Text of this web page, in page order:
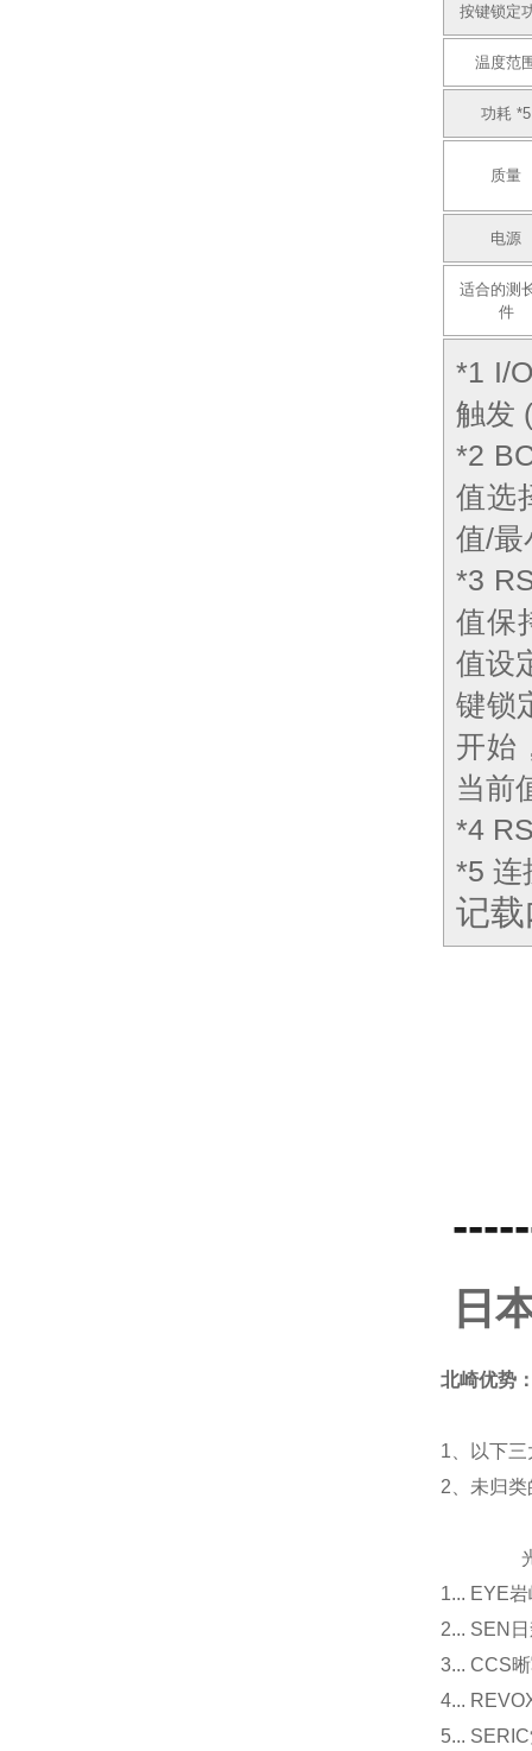
*1 I/
触发
*2
值选
值/最
*3
值保
值设
键锁
开始
当前
*4
*5 连
记
按键锁定
温度范
功耗 *5
质量
电源
适合的测
件
日
北崎优势
1、以下
2、未归
光源
1... EYE
2... SEN
3... CCS
4...
5...